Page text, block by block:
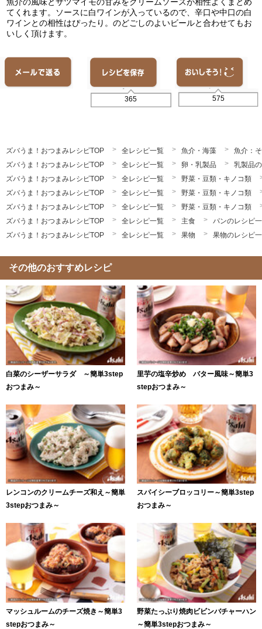
てくれます。ソースに白ワインが入っているので、辛口や中口の白
ワインとの相性はぴったり。のどごしのよいビールと合わせてもお
いしく頂けます。
365 575
ズバうま！おつまみレシピTOP 全レシピ一覧 魚介・海藻
魚介：
ズバうま！おつまみレシピTOP
全レシピ一覧 卵・乳製品
乳製品
ズバうま！おつまみレシピTOP
全レシピ一覧
野菜・豆類・キノコ類
ズバうま！おつまみレシピTOP
全レシピ一覧
野菜・豆類・キノコ類
ズバうま！おつまみレシピTOP
全レシピ一覧
野菜・豆類・キノコ類
ズバうま！おつまみレシピTOP
全レシピ一覧 主食
パンのレシピ
ズバうま！おつまみレシピTOP
全レシピ一覧 果物 果物のレシピ
その他のおすすめレシピ
白菜のシーザーサラダ ～簡単3step
おつまみ～
里芋の塩辛炒め バター風味～簡単3
stepおつまみ～
レンコンのクリームチーズ和え～簡単
3stepおつまみ～
スパイシーブロッコリー～簡単3step
おつまみ～
マッシュルームのチーズ焼き～簡単3
stepおつまみ～
野菜たっぷり焼肉ビビンバチャーハン
～簡単3stepおつまみ～